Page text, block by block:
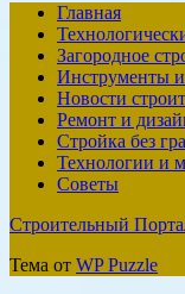
Главная
Загородное
Инструменты и
Новости
Ремонт и
Стройка без
Технологии и
Советы
Строительный
Тема от WP Puzzle